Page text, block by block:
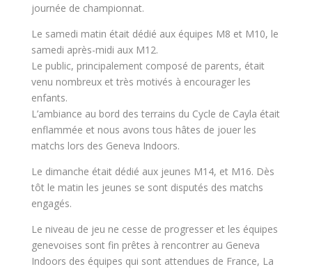
journée de championnat.
Le samedi matin était dédié aux équipes M8 et M10, le
samedi après-midi aux M12.
Le public, principalement composé de parents, était
venu nombreux et très motivés à encourager les
enfants.
L’ambiance au bord des terrains du Cycle de Cayla était
enflammée et nous avons tous hâtes de jouer les
matchs lors des Geneva Indoors.
Le dimanche était dédié aux jeunes M14, et M16. Dès
tôt le matin les jeunes se sont disputés des matchs
engagés.
Le niveau de jeu ne cesse de progresser et les équipes
genevoises sont fin prêtes à rencontrer au Geneva
Indoors des équipes qui sont attendues de France, La